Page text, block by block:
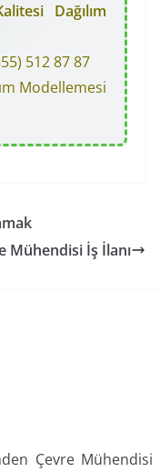
Dağılım
512 87 87
Modellemesi
Mühendisi İş İlanı
Çevre Mühendisi